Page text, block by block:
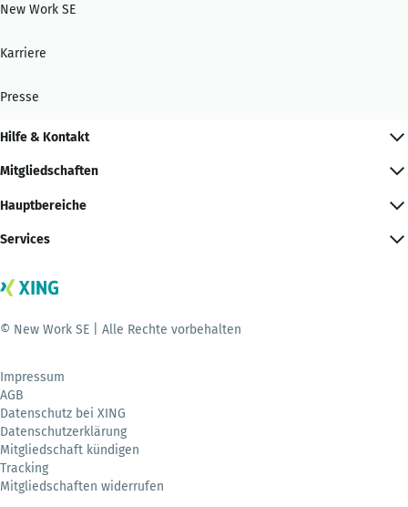
New Work SE
Karriere
Presse
Hilfe & Kontakt
Mitgliedschaften
Hauptbereiche
Services
© New Work SE | Alle Rechte vorbehalten
Impressum
AGB
Datenschutz bei XING
Datenschutzerklärung
Mitgliedschaft kündigen
Tracking
Mitgliedschaften widerrufen